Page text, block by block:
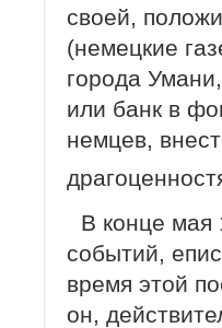
своей,
(немецкие
города
или банк в
немцев,
В конце мая
событий,
время этой
он,